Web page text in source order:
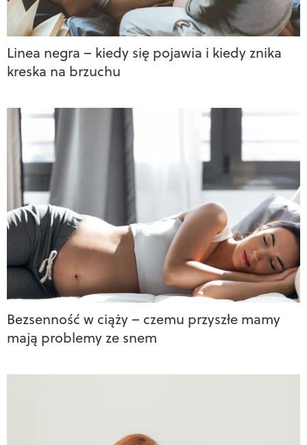
Linea negra – kiedy się pojawia i kiedy znika
kreska na brzuchu
Bezsenność w ciąży – czemu przyszłe mamy
mają problemy ze snem